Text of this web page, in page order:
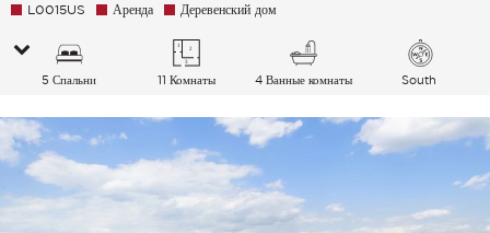
L0015US Аренда Деревенский дом
5 Спальни 11 Комнаты 4 Ванные комнаты South